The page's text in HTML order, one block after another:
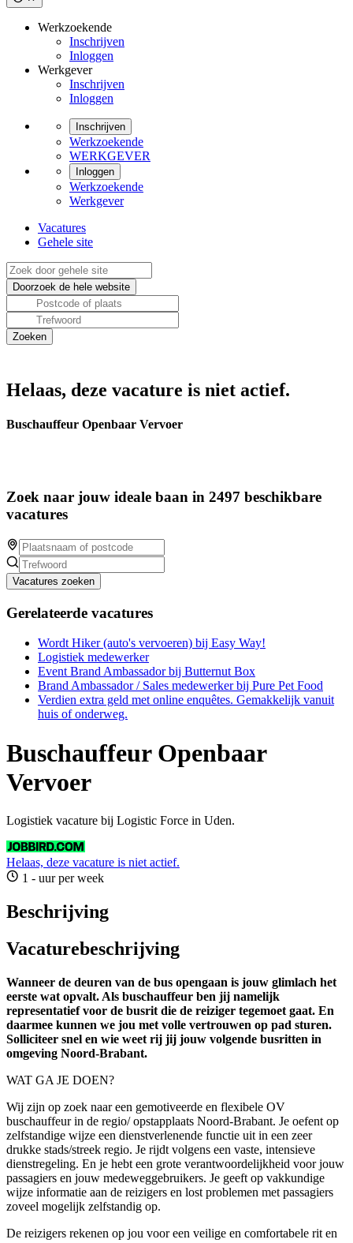
Werkzoekende
Inschrijven
Inloggen
Werkgever
Inschrijven
Inloggen
Inschrijven
Werkzoekende
WERKGEVER
Inloggen
Werkzoekende
Werkgever
Vacatures
Gehele site
Helaas, deze vacature is niet actief.
Buschauffeur Openbaar Vervoer
Zoek naar jouw ideale baan in 2497 beschikbare
vacatures
Vacatures zoeken
Gerelateerde vacatures
Wordt Hiker (auto's vervoeren) bij Easy Way!
Logistiek medewerker
Event Brand Ambassador bij Butternut Box
Brand Ambassador / Sales medewerker bij Pure Pet Food
Verdien extra geld met online enquêtes. Gemakkelijk vanuit
huis of onderweg.
Buschauffeur Openbaar
Vervoer
Logistiek vacature bij Logistic Force in Uden.
Helaas, deze vacature is niet actief.
1 - uur per week
Beschrijving
Vacaturebeschrijving
Wanneer de deuren van de bus opengaan is jouw glimlach het
eerste wat opvalt. Als buschauffeur ben jij namelijk
representatief voor de busrit die de reiziger tegemoet gaat. En
daarmee kunnen we jou met volle vertrouwen op pad sturen.
Solliciteer snel en wie weet rij jij jouw volgende busritten in
omgeving Noord-Brabant.
WAT GA JE DOEN?
Wij zijn op zoek naar een gemotiveerde en flexibele OV
buschauffeur in de regio/ opstapplaats Noord-Brabant. Je oefent op
zelfstandige wijze een dienstverlenende functie uit in een zeer
drukke stads/streek regio. Je rijdt volgens een vaste, intensieve
dienstregeling. En je hebt een grote verantwoordelijkheid voor jouw
passagiers en jouw medeweggebruikers. Je geeft op vakkundige
wijze informatie aan de reizigers en lost problemen met passagiers
zoveel mogelijk zelfstandig op.
De reizigers rekenen op jou voor een veilige en comfortabele rit en